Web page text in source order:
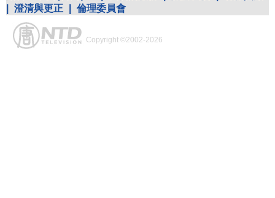
澄清與更正 倫理委員會
Copyright ©2002-2026